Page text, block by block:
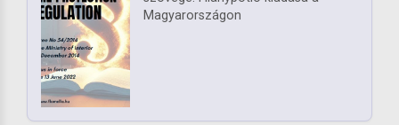
Magyarországon